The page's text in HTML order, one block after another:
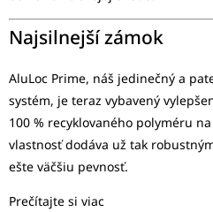
Najsilnejší zámok
AluLoc Prime, náš jedinečný a
systém, je teraz vybavený
100 % recyklovaného polyméru
vlastnosť dodáva už tak
ešte väčšiu pevnosť.
Prečítajte si viac